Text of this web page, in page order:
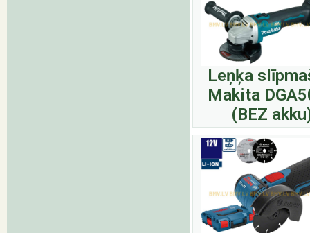
Leņķa
Makita
(BEZ